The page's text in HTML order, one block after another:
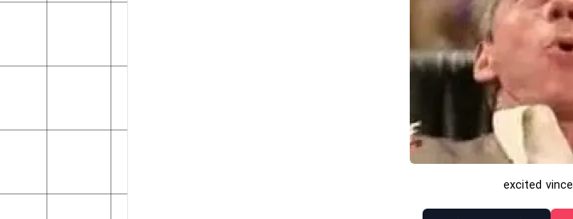
excited vince